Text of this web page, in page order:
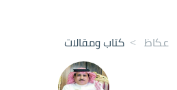
عكاظ > كتاب ومقالات